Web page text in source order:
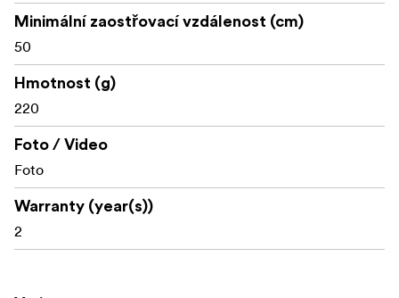
Minimální zaostřovací vzdálenost (cm)
50
Hmotnost (g)
220
Foto / Video
Foto
Warranty (year(s))
2